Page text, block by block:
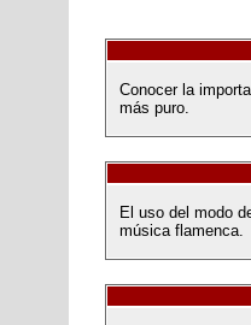
Conocer la
más puro.
El uso del modo
música flamenca.